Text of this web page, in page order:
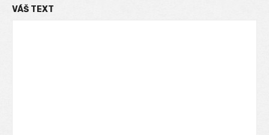
VÁŠ TEXT